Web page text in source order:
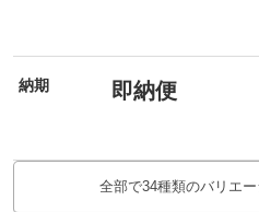
納期 即納便
全部で34種類のバリエー